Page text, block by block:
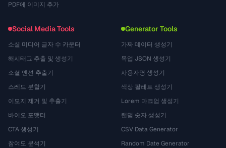
PDF에 이미지 추가
Social Media Tools
소셜 미디어 글자 수 카운터
해시태그 추출 및 생성기
소셜 멘션 추출기
스레드 분할기
이모지 제거 및 추출기
바이오 포맷터
CTA 생성기
참여도 분석기
Generator Tools
가짜 데이터 생성기
목업 JSON 생성기
사용자명 생성기
색상 팔레트 생성기
Lorem 마크업 생성기
랜덤 숫자 생성기
CSV Data Generator
Random Date Generator